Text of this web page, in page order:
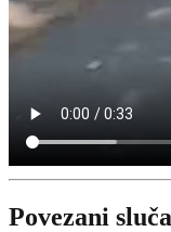
Povezani